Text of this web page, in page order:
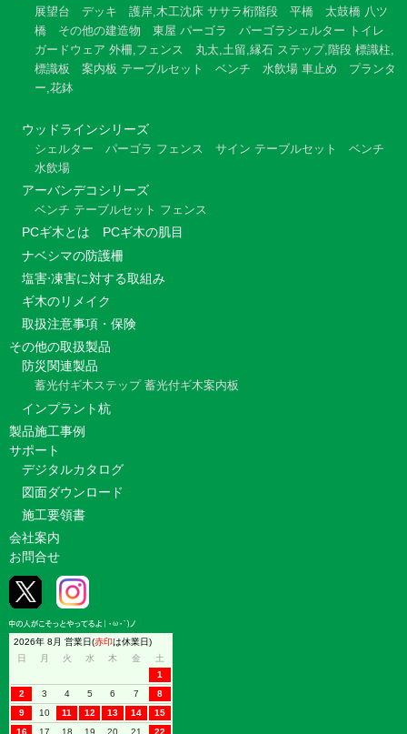
展望台 デッキ 護岸,木工沈床 ササラ桁階段 平橋 太鼓橋 八ツ
橋
その他の建造物 東屋 パーゴラ パーゴラシェルター トイレ
ガードウェア 外柵,フェンス 丸太,土留,縁石 ステップ,階段 標識柱,
標識板
案内板 テーブルセット ベンチ 水飲場 車止め
プランタ
ー,花鉢
ウッドラインシリーズ
シェルター パーゴラ フェンス サイン テーブルセット
ベンチ
水飲場
アーバンデコシリーズ
ベンチ テーブルセット フェンス
PCギ木とは
PCギ木の肌目
ナベシマの防護柵
塩害⋅凍害に対する取組み
ギ木のリメイク
取扱注意事項・保険
その他の取扱製品
防災関連製品
蓄光付ギ木ステップ 蓄光付ギ木案内板
インプラント杭
製品施工事例
サポート
デジタルカタログ
図面ダウンロード
施工要領書
会社案内
お問合せ
2026年 8月 営業日(赤印は休業日)
日
月 火 水 木 金
土
1
2
3 4 5 6 7
8
9
10 11 12 13 14
15
16
17 18 19 20 21 22